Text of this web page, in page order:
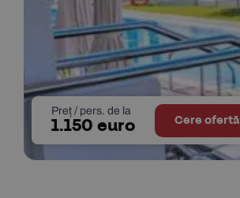
Preț / pers. de la
1.150 euro Cere ofertă